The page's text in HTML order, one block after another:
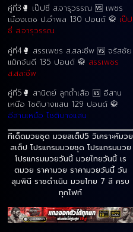
คู่ที่3🥊 เป๊ปซี่ ส.จารุวรรณ 🆚 เพชร
เมืองเดช ป.อำพล 130 ปอนด์ 🥋 เป๊ป
ซี่ ส.จารุวรรณ
คู่ที่4🥊 สรรเพชร ส.สละชีพ 🆚 จรัสชัย
แม็กจันดี 135 ปอนด์ 🥋 สรรเพชร
ส.สละชีพ
คู่ที่5🥊 สานิตย์ ลูกถ้ำเสือ 🆚 อีสาน
เหนือ โชติบางแสน 129 ปอนด์ 🥋
อีสานเหนือ โชติบางแสน
ทีเด็ดมวยชุด มวยสเต็ป5 วิเคราะห์มวย
สเต็ป โปรแกรมมวยชุด โปรแกรมมวย
โปรแกรมมวยวันนี้ มวยไทยวันนี้ เร
ตมวย ราคามวย ราคามวยวันนี้ วัน
ลุมพินี ราชดำเนิน มวยไทย 7 สี ครบ
ทุกไฟท์